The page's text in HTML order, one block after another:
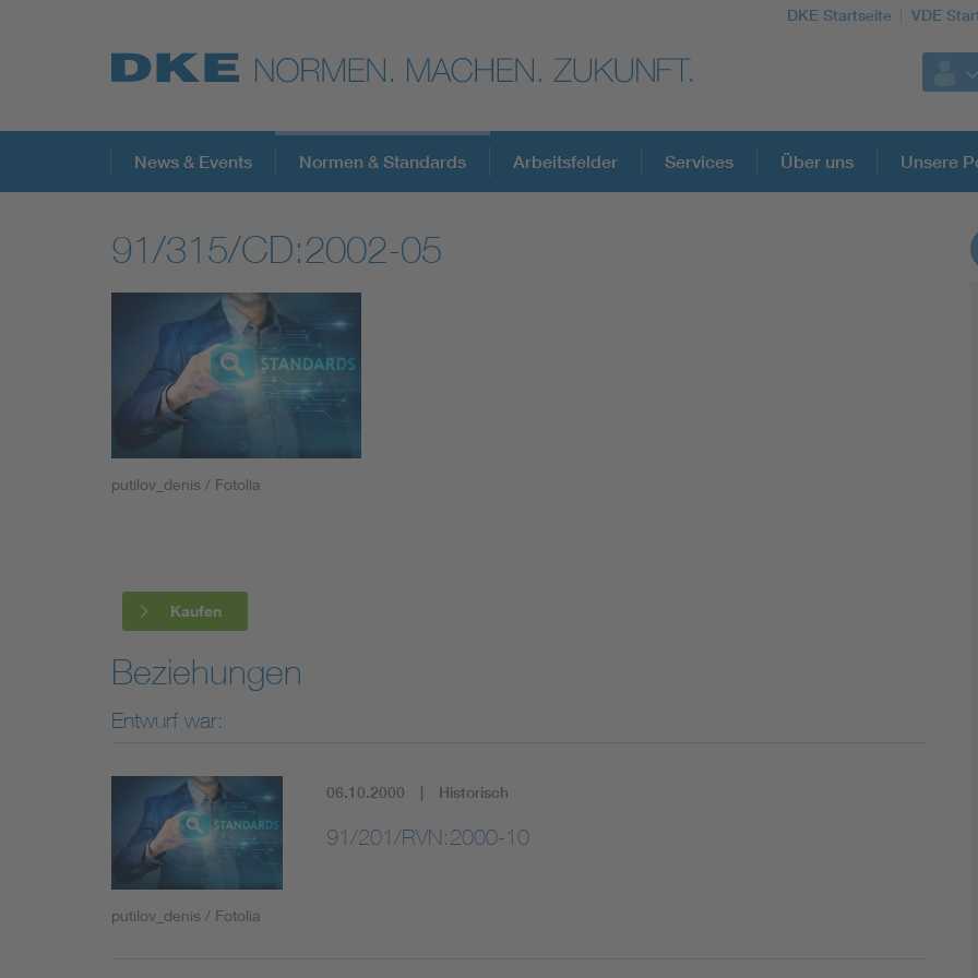
DKE Startseite VDE
Top-Themen
VDE Fokusthemen
Digital Security
Energy
Mobility
Smart Cities
DKE Fachinformationen im Kontext der
News & Events Normen & Standards Arbeitsfelder Services Über uns Unsere
91/315/CD:2002-05
putilov_denis / Fotolia
Kaufen
Beziehungen
Entwurf war:
putilov_denis / Fotolia
06.10.2000 Historisch
91/201/RVN:2000-10